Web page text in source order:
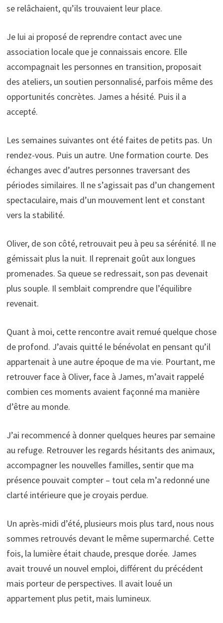
se relâchaient, qu’ils trouvaient leur place.
Je lui ai proposé de reprendre contact avec une
association locale que je connaissais encore. Elle
accompagnait les personnes en transition, proposait
des ateliers, un soutien personnalisé, parfois même des
opportunités concrètes. James a hésité. Puis il a
accepté.
Les semaines suivantes ont été faites de petits pas. Un
rendez-vous. Puis un autre. Une formation courte. Des
échanges avec d’autres personnes traversant des
périodes similaires. Il ne s’agissait pas d’un changement
spectaculaire, mais d’un mouvement lent et constant
vers la stabilité.
Oliver, de son côté, retrouvait peu à peu sa sérénité. Il ne
gémissait plus la nuit. Il reprenait goût aux longues
promenades. Sa queue se redressait, son pas devenait
plus souple. Il semblait comprendre que l’équilibre
revenait.
Quant à moi, cette rencontre avait remué quelque chose
de profond. J’avais quitté le bénévolat en pensant qu’il
appartenait à une autre époque de ma vie. Pourtant, me
retrouver face à Oliver, face à James, m’avait rappelé
combien ces moments avaient façonné ma manière
d’être au monde.
J’ai recommencé à donner quelques heures par semaine
au refuge. Retrouver les regards hésitants des animaux,
accompagner les nouvelles familles, sentir que ma
présence pouvait compter – tout cela m’a redonné une
clarté intérieure que je croyais perdue.
Un après-midi d’été, plusieurs mois plus tard, nous nous
sommes retrouvés devant le même supermarché. Cette
fois, la lumière était chaude, presque dorée. James
avait trouvé un nouvel emploi, différent du précédent
mais porteur de perspectives. Il avait loué un
appartement plus petit, mais lumineux.